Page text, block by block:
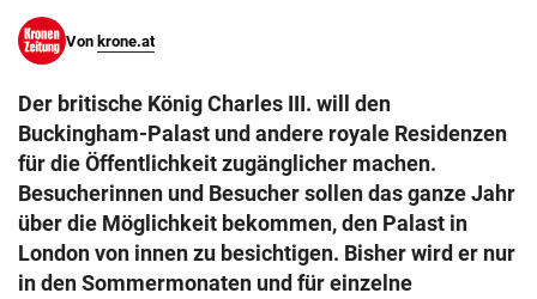
Von krone.at
Der britische König Charles III. will den
Buckingham-Palast und andere royale Residenzen
für die Öffentlichkeit zugänglicher machen.
Besucherinnen und Besucher sollen das ganze Jahr
über die Möglichkeit bekommen, den Palast in
London von innen zu besichtigen. Bisher wird er nur
in den Sommermonaten und für einzelne